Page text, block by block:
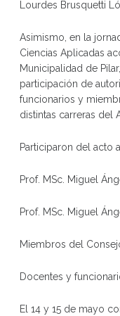
Lourdes Brusquetti
Asimismo, en la
Ciencias Aplicadas
Municipalidad de
participación de
funcionarios y
distintas carreras del
Participaron del acto
Prof. MSc. Miguel
Prof. MSc. Miguel
Miembros del
Docentes y
El 14 y 15 de mayo